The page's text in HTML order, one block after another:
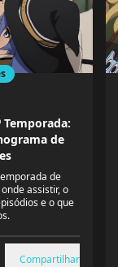
Temporada:
de
de
assistir, o
e o que
Compartilhar